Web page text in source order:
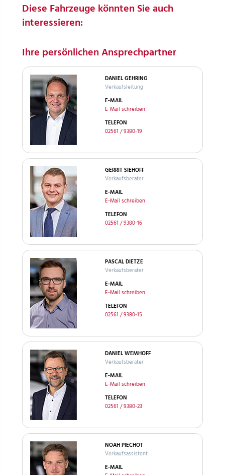
Diese Fahrzeuge könnten Sie auch
interessieren:
Ihre persönlichen Ansprechpartner
DANIEL GEHRING
Verkaufsleitung
E-MAIL
E-Mail schreiben
TELEFON
02561 / 9380-19
GERRIT SIEHOFF
Verkaufsberater
E-MAIL
E-Mail schreiben
TELEFON
02561 / 9380-16
PASCAL DIETZE
Verkaufsberater
E-MAIL
E-Mail schreiben
TELEFON
02561 / 9380-15
DANIEL WEMHOFF
Verkaufsberater
E-MAIL
E-Mail schreiben
TELEFON
02561 / 9380-23
NOAH PIECHOT
Verkaufsassistent
E-MAIL